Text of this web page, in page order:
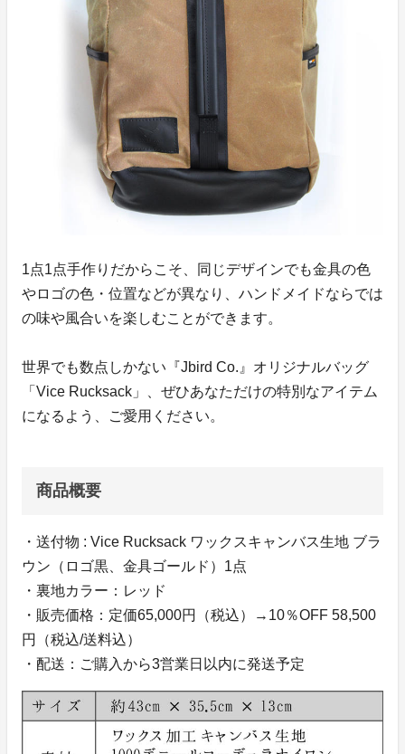
1点1点手作りだからこそ、同じデザインでも金具の色
やロゴの色・位置などが異なり、ハンドメイドならでは
の味や風合いを楽しむことができます。
世界でも数点しかない『Jbird Co.』オリジナルバッグ
「Vice Rucksack」、ぜひあなただけの特別なアイテム
になるよう、ご愛用ください。
商品概要
・送付物 : Vice Rucksack ワックスキャンバス生地 ブラ
ウン（ロゴ黒、金具ゴールド）1点
・裏地カラー：レッド
・販売価格：定価65,000円（税込）→10％OFF 58,500
円（税込/送料込）
・配送：ご購入から3営業日以内に発送予定